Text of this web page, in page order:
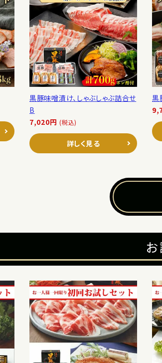
黒豚味噌漬け、しゃぶしゃぶ詰合せ
B
7,020円 (税込)
詳しく見る
黒